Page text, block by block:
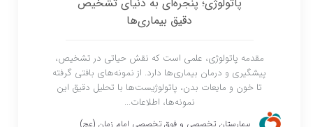
دقیق بیماری‌ها
مقدمه پاتولوژی، علمی است که نقش حیاتی در تشخیص،
پیشگیری و درمان بیماری‌ها دارد. از نمونه‌های بافتی گرفته
تا خون و مایعات بدن، پاتولوژیست‌ها با تحلیل دقیق این
نمونه‌ها، اطلاعات...
بیمارستان تخصصی و فوق تخصصی امام زمان (عج)